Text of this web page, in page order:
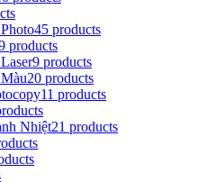
45 products
products
9 products
20 products
11 products
Nhiệt21 products